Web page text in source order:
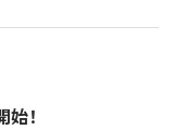
！